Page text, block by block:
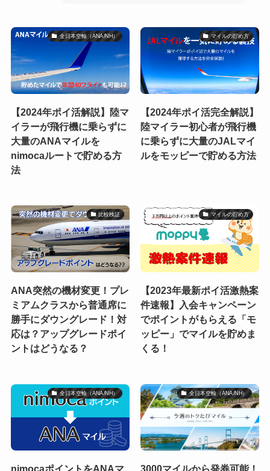
全日本空輸（ANA/NH）
【2024年ポイ活解説】陸マ
イラーが飛行機に乗らずに
大量のANAマイルを
nimocaルートで貯める方
法
マイルの貯め方
【2024年ポイ活完全解説】
陸マイラー初心者が飛行機
に乗らずに大量のJALマイ
ルをモッピーで貯める方法
比較検証
ANA突然の機材変更！プレ
ミアムクラスから普通席に
勝手にダウングレード！対
応は？アップグレードポイ
ントはどうなる？
マイルの貯め方
【2023年最新ポイ活激熱案
件速報】入会キャンペーン
でポイントがもらえる「モ
ッピー」でマイルを貯めま
くる！
全日本空輸（ANA/NH）
nimocaポイントをANAマ
全日本空輸（ANA/NH）
3000マイルから発券可能！